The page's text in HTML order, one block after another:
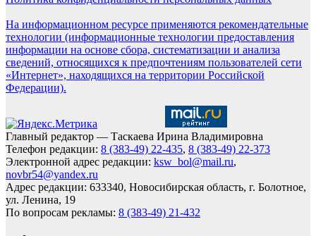
На информационном ресурсе применяются рекомендательные
технологии (информационные технологии предоставления
информации на основе сбора, систематизации и анализа
сведений, относящихся к предпочтениям пользователей сети
«Интернет», находящихся на территории Российской
Федерации).
Главный редактор — Таскаева Ирина Владимировна
Телефон редакции: 8 (383-49) 22-435, 8 (383-49) 22-373
Электронной адрес редакции: ksw_bol@mail.ru,
novbr54@yandex.ru
Адрес редакции: 633340, Новосибирская область, г. Болотное,
ул. Ленина, 19
По вопросам рекламы: 8 (383-49) 21-432